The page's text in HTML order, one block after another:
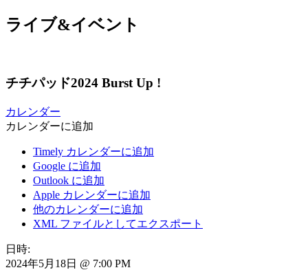
ライブ&イベント
チチパッド2024 Burst Up !
カレンダー
カレンダーに追加
Timely カレンダーに追加
Google に追加
Outlook に追加
Apple カレンダーに追加
他のカレンダーに追加
XML ファイルとしてエクスポート
日時:
2024年5月18日 @ 7:00 PM